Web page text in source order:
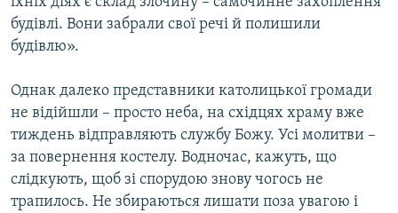
будівлі. Вони забрали свої речі й полишили
будівлю».
Однак далеко представники католицької громади
не відійшли – просто неба, на східцях храму вже
тиждень відправляють службу Божу. Усі молитви –
за повернення костелу. Водночас, кажуть, що
слідкують, щоб зі спорудою знову чогось не
трапилось. Не збираються лишати поза увагою і